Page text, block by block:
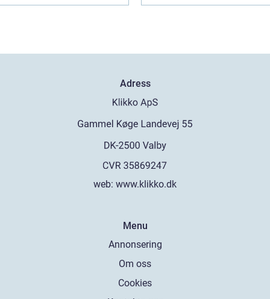
Adress
web: www.klikko.dk
Menu
Annonsering
Om oss
Cookies